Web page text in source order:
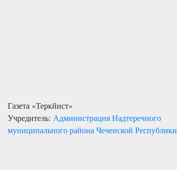
Газета «Теркйист»
Учредитель: Администрация Надтеречного
муниципального района Чеченской Республики